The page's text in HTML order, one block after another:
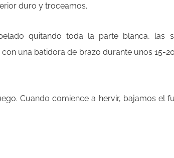
duro y troceamos.
quitando toda la parte blanca, las
una batidora de brazo durante unos 15-
Cuando comience a hervir, bajamos el